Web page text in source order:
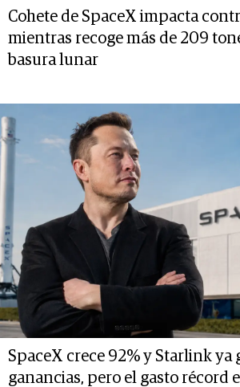
Cohete de SpaceX impacta
mientras recoge más de 209
basura lunar
SpaceX crece 92% y Starlink ya
ganancias, pero el gasto récord